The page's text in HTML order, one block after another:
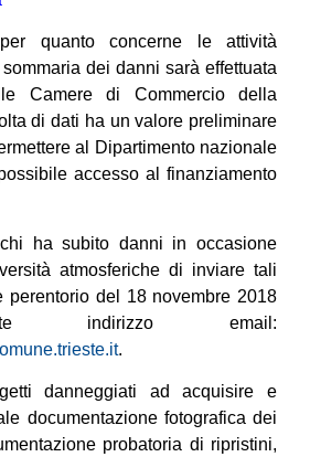
quanto concerne le attività
dei danni sarà effettuata
Camere di Commercio della
di dati ha un valore preliminare
al Dipartimento nazionale
accesso al finanziamento
ha subito danni in occasione
atmosferiche di inviare tali
perentorio del 18 novembre 2018
indirizzo email:
.
danneggiati ad acquisire e
documentazione fotografica dei
probatoria di ripristini,